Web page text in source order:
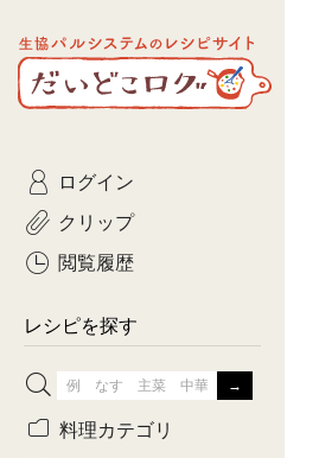
生協パルシステムのレシピ
サイト
だいどこログ
ログイン
クリップ
閲覧履歴
レシピを探す
料理カテゴリ